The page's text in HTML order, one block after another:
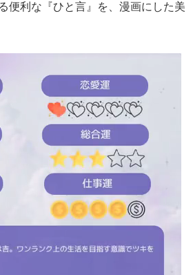
便利な『ひと言』を、漫画にした美